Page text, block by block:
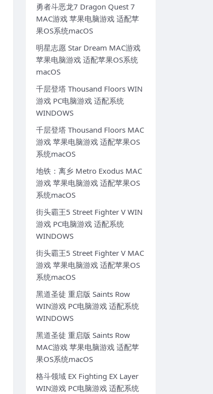
勇者斗恶龙7 Dragon Quest 7
MAC游戏 苹果电脑游戏 适配苹
果OS系统macOS
明星志愿 Star Dream MAC游戏
苹果电脑游戏 适配苹果OS系统
macOS
千层登塔 Thousand Floors WIN
游戏 PC电脑游戏 适配系统
WINDOWS
千层登塔 Thousand Floors MAC
游戏 苹果电脑游戏 适配苹果OS
系统macOS
地铁：离乡 Metro Exodus MAC
游戏 苹果电脑游戏 适配苹果OS
系统macOS
街头霸王5 Street Fighter V WIN
游戏 PC电脑游戏 适配系统
WINDOWS
街头霸王5 Street Fighter V MAC
游戏 苹果电脑游戏 适配苹果OS
系统macOS
黑道圣徒 重启版 Saints Row
WIN游戏 PC电脑游戏 适配系统
WINDOWS
黑道圣徒 重启版 Saints Row
MAC游戏 苹果电脑游戏 适配苹
果OS系统macOS
格斗领域 EX Fighting EX Layer
WIN游戏 PC电脑游戏 适配系统